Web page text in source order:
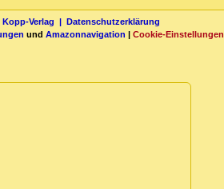
Kopp-Verlag | Datenschutzerklärung
und Amazonnavigation | Cookie-Einstellungen